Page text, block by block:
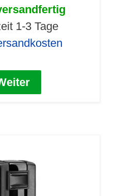
1-3 Tage